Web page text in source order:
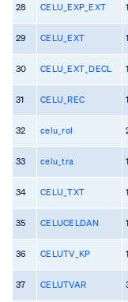
28 CELU_EXP_EXT 1
29 CELU_EXT 1
30 CELU_EXT_DECL 1
31 CELU_REC 1
32 celu_rol
33 celu_tra 1
34 CELU_TXT 1
35 CELUCELDAN 1
36 CELUTV_KP 1
37 CELUTVAR